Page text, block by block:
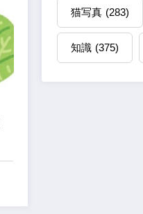
猫写真 (283)
知識 (375)